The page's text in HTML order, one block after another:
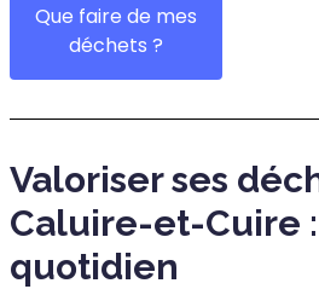
Que faire de mes
déchets ?
Valoriser ses
Caluire-et-Cuire
quotidien